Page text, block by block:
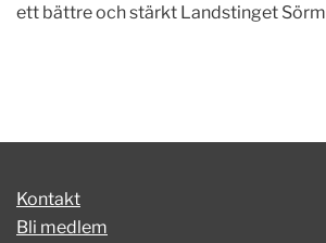
ett bättre och stärkt Landstinget
Kontakt
Bli medlem